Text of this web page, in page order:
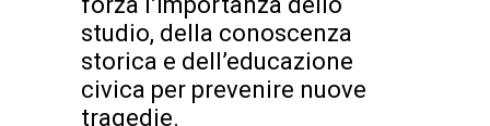
studio, della conoscenza
storica e dell’educazione
civica per prevenire nuove
tragedie.